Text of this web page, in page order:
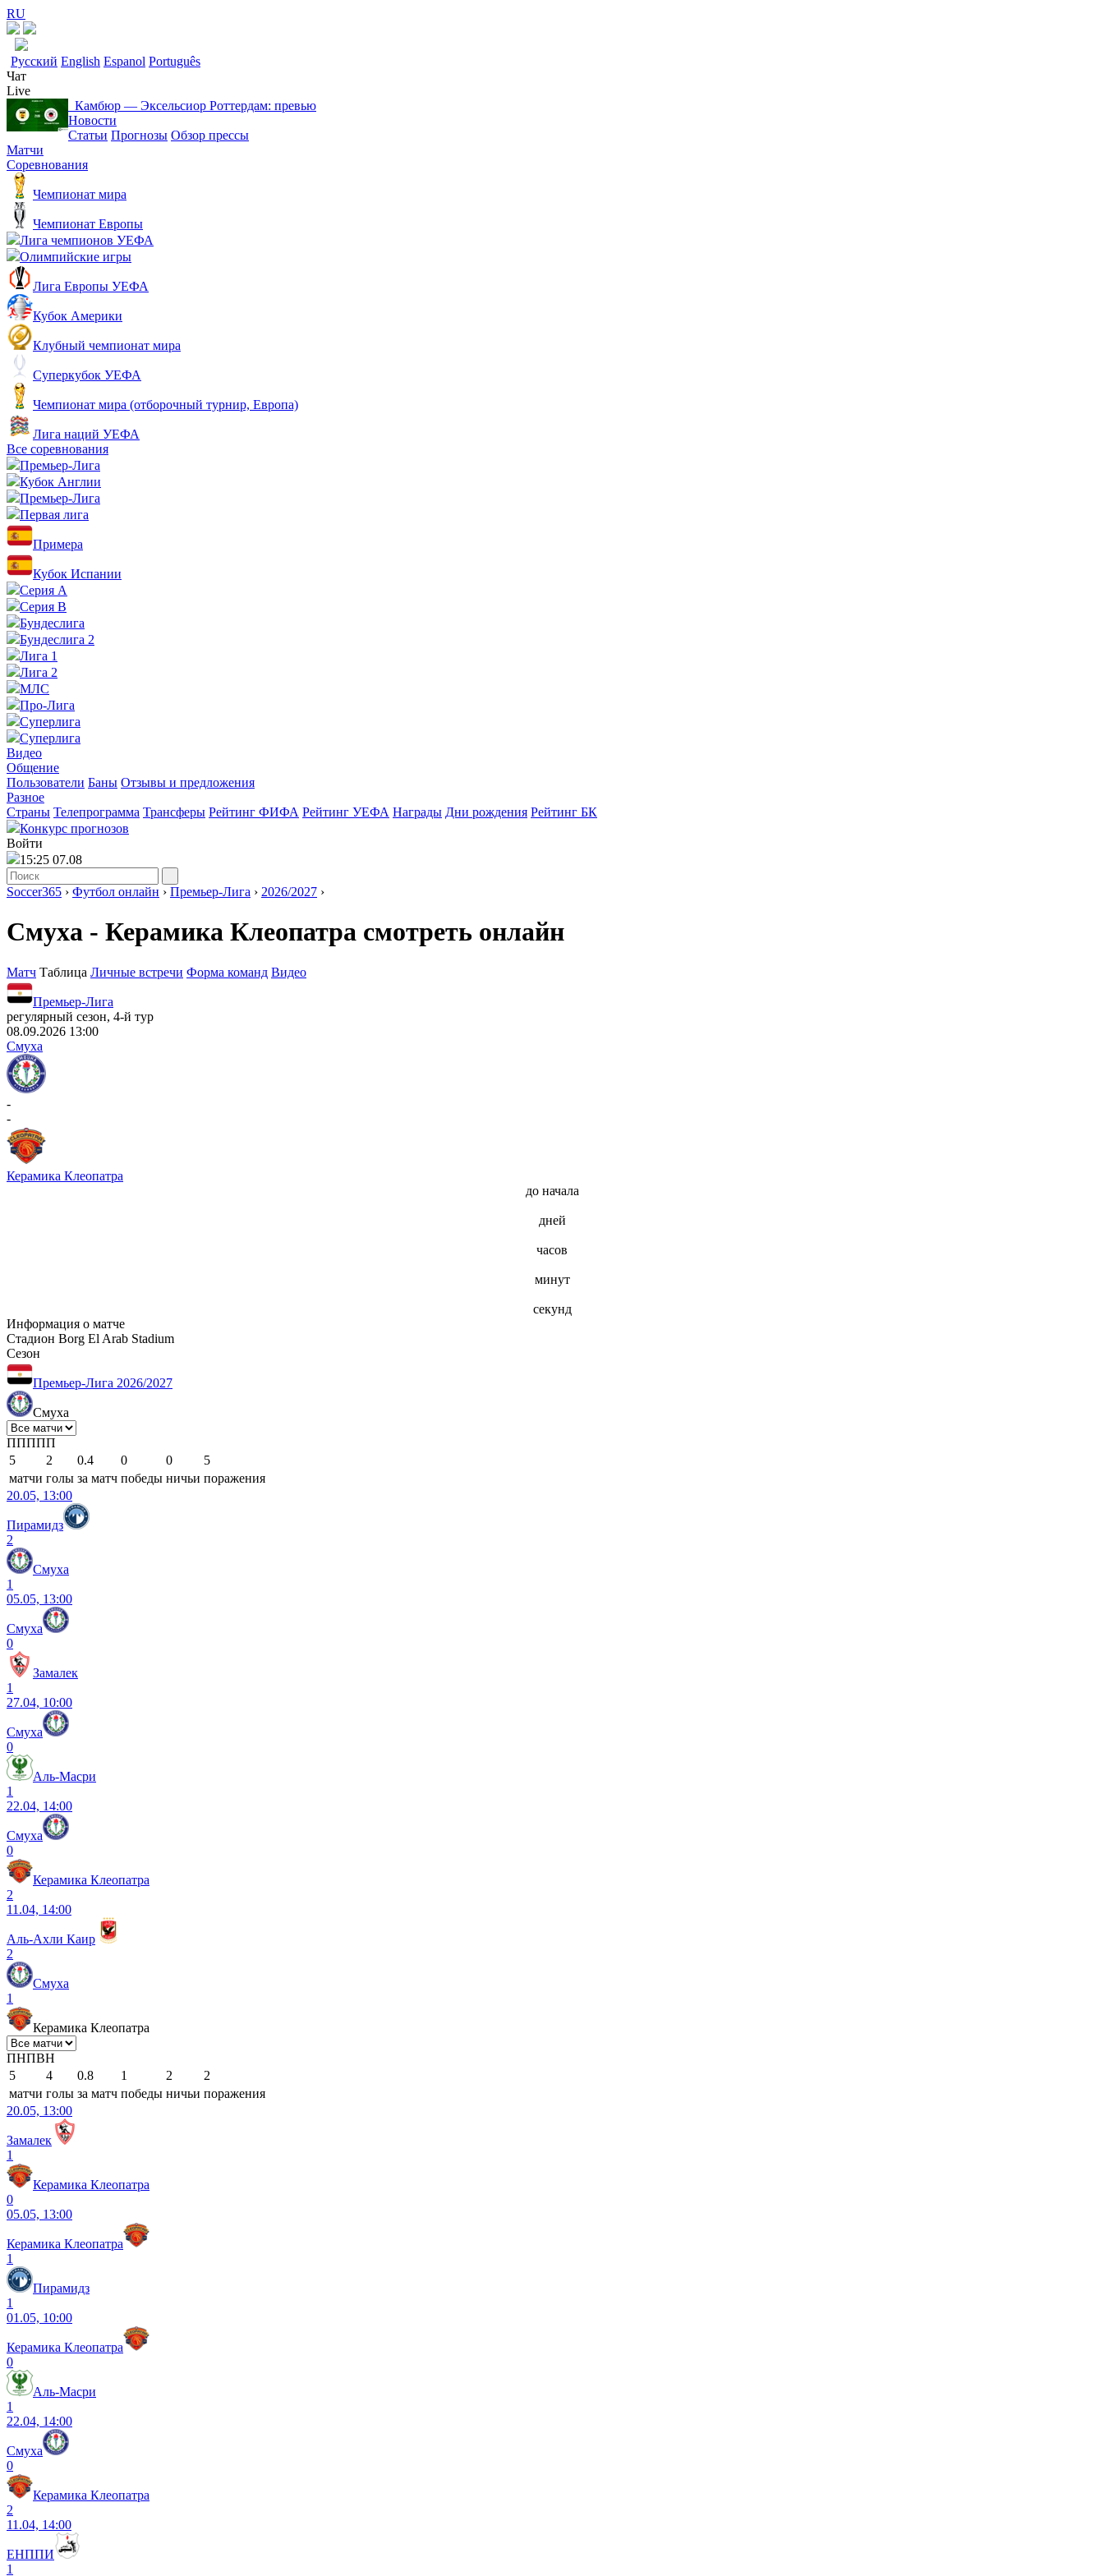
RU
Русский English Espanol Português
Чат
Live
Камбюр — Эксельсиор Роттердам: превью
Новости
Статьи Прогнозы Обзор прессы
Матчи
Соревнования
Чемпионат мира
Чемпионат Европы
Лига чемпионов УЕФА
Олимпийские игры
Лига Европы УЕФА
Кубок Америки
Клубный чемпионат мира
Суперкубок УЕФА
Чемпионат мира (отборочный турнир, Европа)
Лига наций УЕФА
Все соревнования
Премьер-Лига
Кубок Англии
Премьер-Лига
Первая лига
Примера
Кубок Испании
Серия А
Серия B
Бундеслига
Бундеслига 2
Лига 1
Лига 2
МЛС
Про-Лига
Суперлига
Суперлига
Видео
Общение
Пользователи Баны Отзывы и предложения
Разное
Страны Телепрограмма Трансферы Рейтинг ФИФА Рейтинг УЕФА Награды Дни рождения Рейтинг БК
Конкурс прогнозов
Войти
15:25 07.08
Soccer365 › Футбол онлайн › Премьер-Лига › 2026/2027 ›
Смуха - Керамика Клеопатра смотреть онлайн
Матч Таблица Личные встречи Форма команд Видео
Премьер-Лига
регулярный сезон, 4-й тур
08.09.2026 13:00
Смуха
-
-
Керамика Клеопатра
до начала
дней
часов
минут
секунд
Информация о матче
Стадион Borg El Arab Stadium
Сезон
Премьер-Лига 2026/2027
Смуха
ППППП
5
2 0.4 0 0
5
матчи голы за матч победы ничьи поражения
20.05, 13:00
Пирамидз
2
Смуха
1
05.05, 13:00
Смуха
0
Замалек
1
27.04, 10:00
Смуха
0
Аль-Масри
1
22.04, 14:00
Смуха
0
Керамика Клеопатра
2
11.04, 14:00
Аль-Ахли Каир
2
Смуха
1
Керамика Клеопатра
ПНПВН
5
4 0.8 1 2
2
матчи голы за матч победы ничьи поражения
20.05, 13:00
Замалек
1
Керамика Клеопатра
0
05.05, 13:00
Керамика Клеопатра
1
Пирамидз
1
01.05, 10:00
Керамика Клеопатра
0
Аль-Масри
1
22.04, 14:00
Смуха
0
Керамика Клеопатра
2
11.04, 14:00
ЕНППИ
1